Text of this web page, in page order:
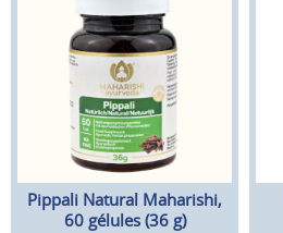
Pippali Natural Maharishi,
60 gélules (36 g)